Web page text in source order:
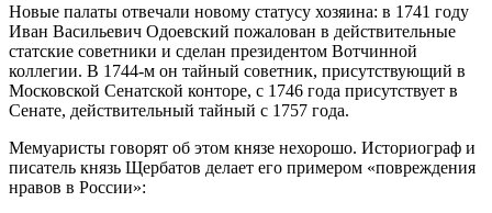
Новые палаты отвечали новому статусу хозяина: в 1741 году
Иван Васильевич Одоевский пожалован в действительные
статские советники и сделан президентом Вотчинной
коллегии. В 1744-м он тайный советник, присутствующий в
Московской Сенатской конторе, с 1746 года присутствует в
Сенате, действительный тайный с 1757 года.
Мемуаристы говорят об этом князе нехорошо. Историограф и
писатель князь Щербатов делает его примером «повреждения
нравов в России»: